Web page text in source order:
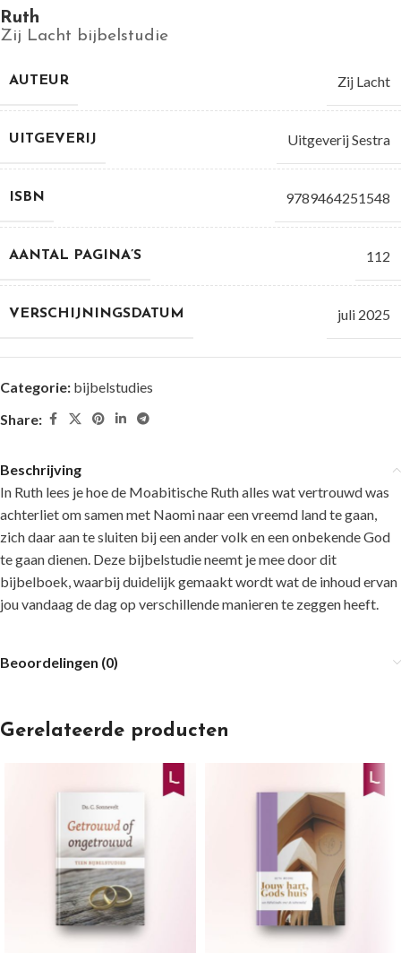
Ruth
Zij Lacht bijbelstudie
AUTEUR Zij Lacht
UITGEVERIJ Uitgeverij Sestra
ISBN 9789464251548
AANTAL PAGINA’S 112
VERSCHIJNINGSDATUM juli 2025
Categorie: bijbelstudies
Share:
Beschrijving
In Ruth lees je hoe de Moabitische Ruth alles wat vertrouwd was
achterliet om samen met Naomi naar een vreemd land te gaan,
zich daar aan te sluiten bij een ander volk en een onbekende God
te gaan dienen. Deze bijbelstudie neemt je mee door dit
bijbelboek, waarbij duidelijk gemaakt wordt wat de inhoud ervan
jou vandaag de dag op verschillende manieren te zeggen heeft.
Beoordelingen (0)
Gerelateerde producten